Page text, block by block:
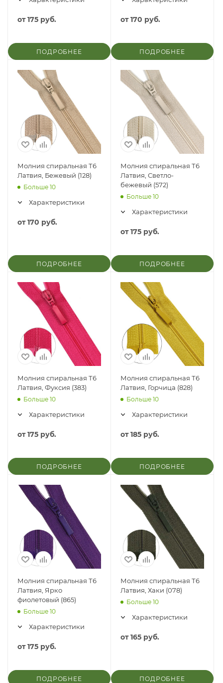
от175 руб.
ПОДРОБНЕЕ
от170 руб.
ПОДРОБНЕЕ
Молния спиральная Т6
Латвия, Бежевый (128)
Больше 10
Характеристики
от170 руб.
ПОДРОБНЕЕ
Молния спиральная Т6
Латвия, Светло-
бежевый (572)
Больше 10
Характеристики
от175 руб.
ПОДРОБНЕЕ
Молния спиральная Т6
Латвия, Фуксия (383)
Больше 10
Характеристики
от175 руб.
ПОДРОБНЕЕ
Молния спиральная Т6
Латвия, Горчица (828)
Больше 10
Характеристики
от185 руб.
ПОДРОБНЕЕ
Молния спиральная Т6
Латвия, Ярко
фиолетовый (865)
Больше 10
Характеристики
от175 руб.
ПОДРОБНЕЕ
Молния спиральная Т6
Латвия, Хаки (078)
Больше 10
Характеристики
от165 руб.
ПОДРОБНЕЕ